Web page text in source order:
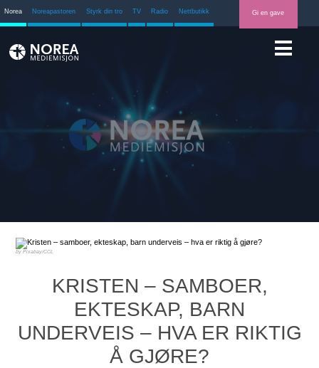
Norea Noreapastoren Styrk din tro TV Radio Nettbutikk Gi en gave
Pixabay/CCL
KRISTEN – SAMBOER,
EKTESKAP, BARN
UNDERVEIS – HVA ER RIKTIG
Å GJØRE?